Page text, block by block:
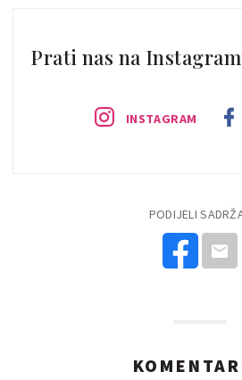
Prati nas na
INSTAGRAM
PODIJELI